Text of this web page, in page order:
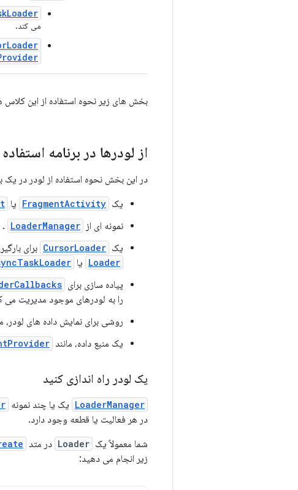
می کند.
بخش های زیر نحوه استفاده از این کلاس
از لودرها در برنامه
در این بخش نحوه استفاده از لودر در یک
یک FragmentActivity یا
نمونه ای از LoaderManager
.
یک CursorLoader برای
Loader یا
پیاده سازی برای
را به لودرهای موجود مدیریت می
روشی برای نمایش داده های لودر،
یک منبع داده، مانند
یک لودر راه اندازی کنید
LoaderManager یک یا چند نمونه
در هر فعالیت یا قطعه وجود دارد.
شما معمولاً یک Loader در متد
زیر انجام می دهید: